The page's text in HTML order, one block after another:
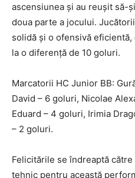
ascensiunea și au reușit să-
doua parte a jocului.
solidă și o ofensivă
la o diferență de 10 goluri.
Marcatorii HC Junior BB:
David – 6 goluri, Nicolae
Eduard – 4 goluri, Irimia
– 2 goluri.
Felicitările se îndreaptă
tehnic pentru această